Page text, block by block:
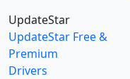
UpdateStar
UpdateStar Free &
Premium
Drivers